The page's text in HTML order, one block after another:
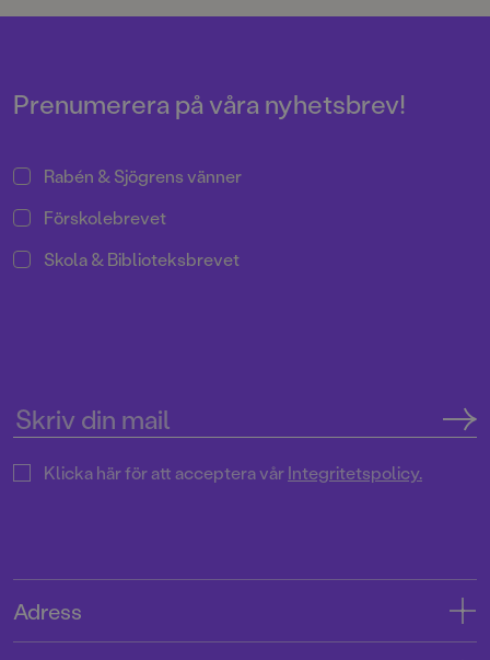
och illustratören Katarina
saga om sönderälskade
julgransprydnader.
Prenumerera på våra nyhetsbrev!
Rabén & Sjögrens vänner
Förskolebrevet
Skola & Biblioteksbrevet
Klicka här för att acceptera vårIntegritetspolicy.
Adress